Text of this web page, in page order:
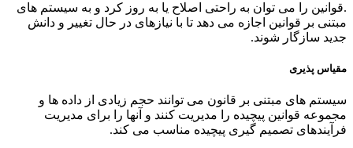
.قوانین را می توان به راحتی اصلاح یا به روز کرد و به سیستم های
مبتنی بر قوانین اجازه می دهد تا با نیازهای در حال تغییر و دانش
جدید سازگار شوند.
مقیاس پذیری
سیستم های مبتنی بر قانون می توانند حجم زیادی از داده ها و
مجموعه قوانین پیچیده را مدیریت کنند و آنها را برای مدیریت
فرآیندهای تصمیم گیری پیچیده مناسب می کند.